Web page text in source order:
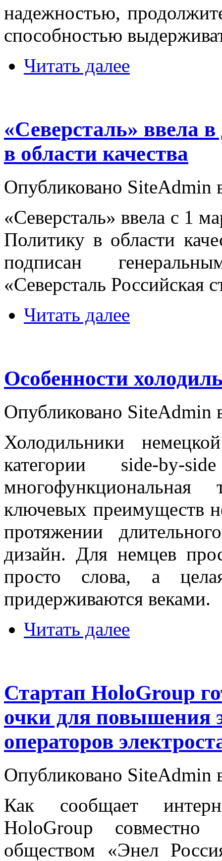
надежностью,
способностью
Читать далее
«Северсталь» ввела
в области качества
Опубликовано SiteAdmin
«Северсталь» ввела с 1
Политику в области
подписан
«Северсталь
Читать далее
Особенности
Опубликовано SiteAdmin
Холодильники
категории side-
ключевых преимуществ
протяжении
дизайн. Для немцев
просто слова, а
придерживаются веками.
Читать далее
Стартап HoloGroup
очки для повышения
операторов
Опубликовано SiteAdmin
Как сообщает
HoloGroup
обществом «Энел